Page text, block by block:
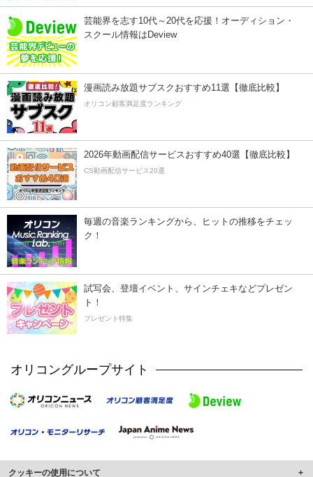
芸能界を志す10代～20代を応援！オーディション・
スクール情報はDeview
漫画読み放題サブスクおすすめ11選【徹底比較】
オリコン顧客満足度ランキング
2026年動画配信サービスおすすめ40選【徹底比較】
CS動画配信サービス20選
毎週の音楽ランキングから、ヒットの推移をチェッ
ク！
試写会、登壇イベント、サインチェキなどプレゼン
ト！
プレゼント特集
オリコングループサイト
クッキーの使用について